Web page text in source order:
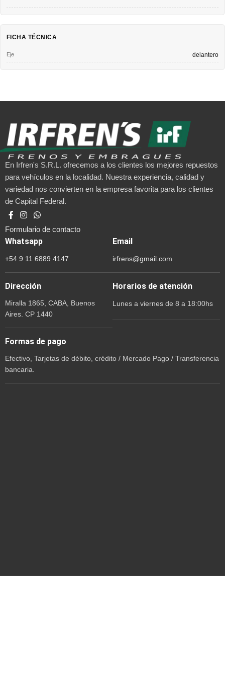
FICHA TÉCNICA
Eje delantero
En Irfren's S.R.L. ofrecemos a los clientes los mejores repuestos
para vehículos en la localidad. Nuestra experiencia, calidad y
variedad nos convierten en la empresa favorita para los clientes
de Capital Federal.
Formulario de contacto
Whatsapp
+54 9 11 6889 4147
Email
irfrens@gmail.com
Dirección
Miralla 1865, CABA, Buenos
Aires. CP 1440
Horarios de atención
Lunes a viernes de 8 a 18:00hs
Formas de pago
Efectivo, Tarjetas de débito, crédito / Mercado Pago / Transferencia
bancaria.